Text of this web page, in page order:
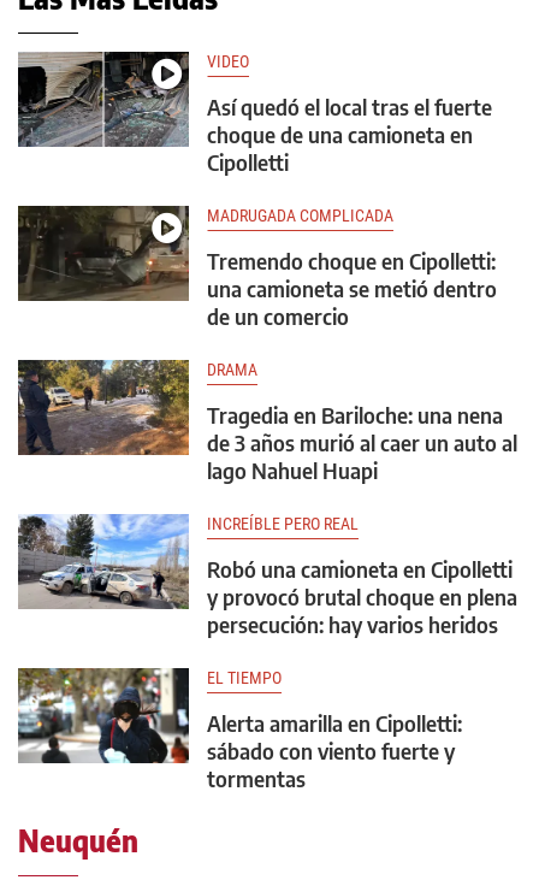
VIDEO
Así quedó el local tras el fuerte
choque de una camioneta en
Cipolletti
MADRUGADA COMPLICADA
Tremendo choque en Cipolletti:
una camioneta se metió dentro
de un comercio
DRAMA
Tragedia en Bariloche: una nena
de 3 años murió al caer un auto al
lago Nahuel Huapi
INCREÍBLE PERO REAL
Robó una camioneta en Cipolletti
y provocó brutal choque en plena
persecución: hay varios heridos
EL TIEMPO
Alerta amarilla en Cipolletti:
sábado con viento fuerte y
tormentas
Neuquén